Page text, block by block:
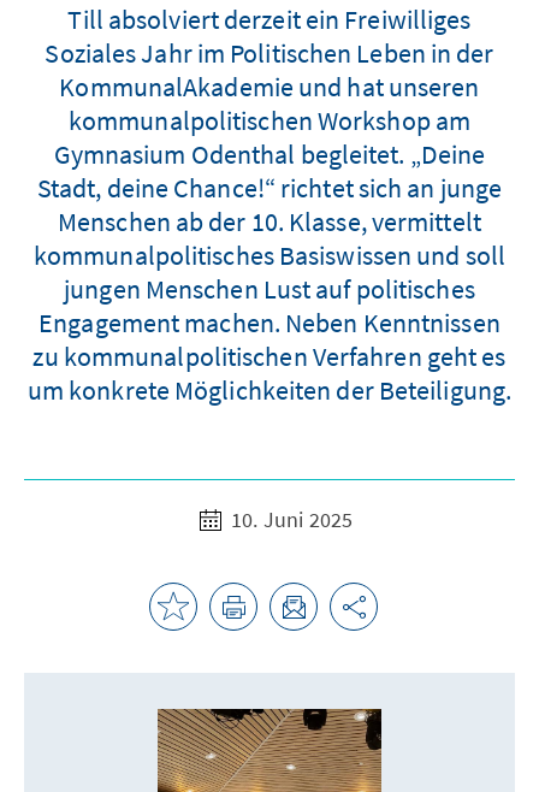
Till absolviert derzeit ein Freiwilliges
Soziales Jahr im Politischen Leben in der
KommunalAkademie und hat unseren
kommunalpolitischen Workshop am
Gymnasium Odenthal begleitet. „Deine
Stadt, deine Chance!“ richtet sich an junge
Menschen ab der 10. Klasse, vermittelt
kommunalpolitisches Basiswissen und soll
jungen Menschen Lust auf politisches
Engagement machen. Neben Kenntnissen
zu kommunalpolitischen Verfahren geht es
um konkrete Möglichkeiten der Beteiligung.
10. Juni 2025